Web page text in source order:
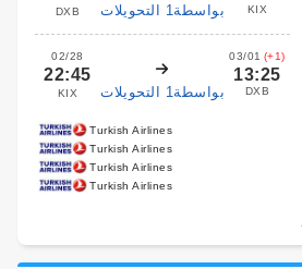
DXB بواسطة1 التحويلات KIX
02/28
22:45
KIX بواسطة1 التحويلات
03/01 (+1)
13:25
DXB
Turkish Airlines
Turkish Airlines
Turkish Airlines
Turkish Airlines